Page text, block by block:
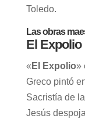
Toledo.
Las obras
El Expolio
« El Expolio»
Greco pintó
Sacristía de
Jesús